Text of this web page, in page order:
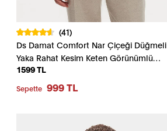
(41)
Ds Damat Comfort Nar Çiçeği Düğmeli
Yaka Rahat Kesim Keten Görünümlü
%100 Pamuk Gömlek
1599 TL
Sepette 999 TL